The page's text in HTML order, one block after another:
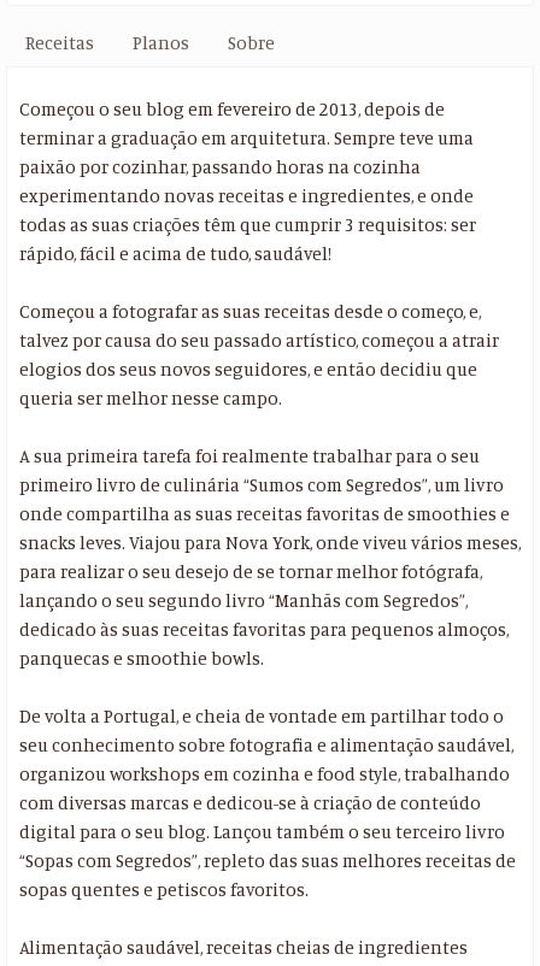
Receitas Planos Sobre
Começou o seu blog em fevereiro de 2013, depois de
terminar a graduação em arquitetura. Sempre teve uma
paixão por cozinhar, passando horas na cozinha
experimentando novas receitas e ingredientes, e onde
todas as suas criações têm que cumprir 3 requisitos: ser
rápido, fácil e acima de tudo, saudável!
Começou a fotografar as suas receitas desde o começo, e,
talvez por causa do seu passado artístico, começou a atrair
elogios dos seus novos seguidores, e então decidiu que
queria ser melhor nesse campo.
A sua primeira tarefa foi realmente trabalhar para o seu
primeiro livro de culinária “Sumos com Segredos”, um livro
onde compartilha as suas receitas favoritas de smoothies e
snacks leves. Viajou para Nova York, onde viveu vários meses,
para realizar o seu desejo de se tornar melhor fotógrafa,
lançando o seu segundo livro “Manhãs com Segredos”,
dedicado às suas receitas favoritas para pequenos almoços,
panquecas e smoothie bowls.
De volta a Portugal, e cheia de vontade em partilhar todo o
seu conhecimento sobre fotografia e alimentação saudável,
organizou workshops em cozinha e food style, trabalhando
com diversas marcas e dedicou-se à criação de conteúdo
digital para o seu blog. Lançou também o seu terceiro livro
“Sopas com Segredos”, repleto das suas melhores receitas de
sopas quentes e petiscos favoritos.
Alimentação saudável, receitas cheias de ingredientes